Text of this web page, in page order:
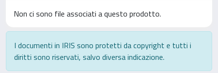
Non ci sono file associati a questo prodotto.
I documenti in IRIS sono protetti da copyright e tutti i
diritti sono riservati, salvo diversa indicazione.